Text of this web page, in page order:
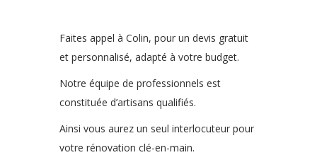
Faites appel à Colin, pour un devis gratuit
et personnalisé, adapté à votre budget.
Notre équipe de professionnels est
constituée d’artisans qualifiés.
Ainsi vous aurez un seul interlocuteur pour
votre rénovation clé-en-main.